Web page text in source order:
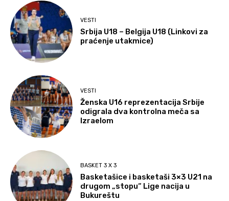
VESTI
Srbija U18 – Belgija U18 (Linkovi za
praćenje utakmice)
VESTI
Ženska U16 reprezentacija Srbije
odigrala dva kontrolna meča sa
Izraelom
BASKET 3 X 3
Basketašice i basketaši 3×3 U21 na
drugom „stopu“ Lige nacija u
Bukureštu